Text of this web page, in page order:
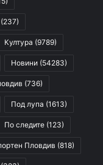
(237)
Култура (9789)
Новини (54283)
(736)
Под лупа (1613)
По следите (123)
Пловдив (818)